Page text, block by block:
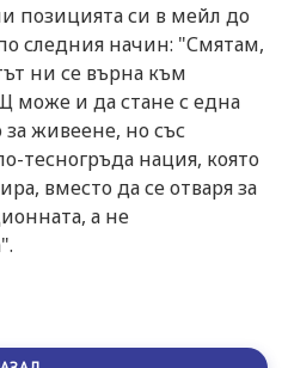
позицията си в мейл до
следния начин: "Смятам,
ни се върна към
може и да стане с една
живеене, но със
тесногръда нация, която
вместо да се отваря за
а не